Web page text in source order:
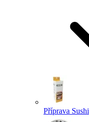
Příprava Sushi